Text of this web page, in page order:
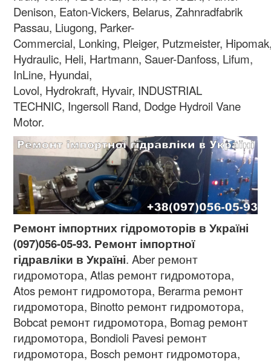
Denison, Eaton-Vickers, Belarus, Zahnradfabrik
Passau, Liugong, Parker-
Commercial, Lonking, Pleiger, Putzmeister,
Hydraulic, Heli, Hartmann, Sauer-Danfoss, Lifum,
InLine, Hyundai,
Lovol, Hydrokraft, Hyvair, INDUSTRIAL
TECHNIC, Ingersoll Rand, Dodge Hydroil Vane
Motor.
Ремонт імпортних гідромоторів в Україні
(097)056-05-93. Ремонт імпортної
гідравліки в Україні. Aber ремонт
гидромотора, Atlas ремонт гидромотора,
Atos ремонт гидромотора, Berarma ремонт
гидромотора, Binotto ремонт гидромотора,
Bobcat ремонт гидромотора, Bomag ремонт
гидромотора, Bondioli Pavesi ремонт
гидромотора, Bosch ремонт гидромотора,